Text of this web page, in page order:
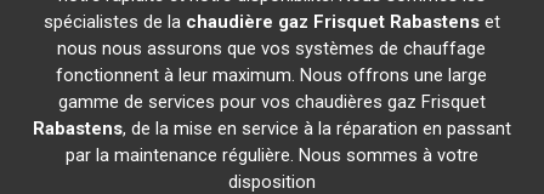
spécialistes de la chaudière gaz Frisquet Rabastenset
nous nous assurons que vos systèmes de chauffage
fonctionnent à leur maximum. Nous offrons une large
gamme de services pour vos chaudières gaz Frisquet
Rabastens, de la mise en service à la réparation en passant
par la maintenance régulière. Nous sommes à votre
disposition